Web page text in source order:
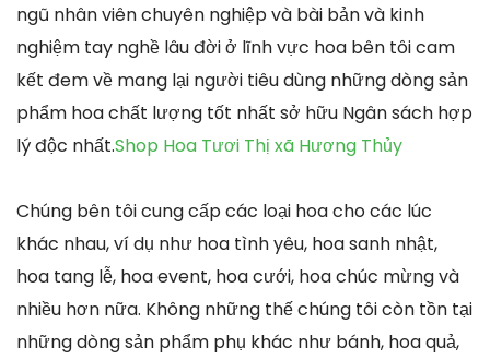
ngũ nhân viên chuyên nghiệp và bài bản và kinh
nghiệm tay nghề lâu đời ở lĩnh vực hoa bên tôi cam
kết đem về mang lại người tiêu dùng những dòng sản
phẩm hoa chất lượng tốt nhất sở hữu Ngân sách hợp
lý độc nhất.Shop Hoa Tươi Thị xã Hương Thủy
Chúng bên tôi cung cấp các loại hoa cho các lúc
khác nhau, ví dụ như hoa tình yêu, hoa sanh nhật,
hoa tang lễ, hoa event, hoa cưới, hoa chúc mừng và
nhiều hơn nữa. Không những thế chúng tôi còn tồn tại
những dòng sản phẩm phụ khác như bánh, hoa quả,